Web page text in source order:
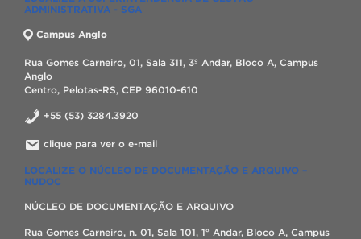
ADMINISTRATIVA - SGA
Campus Anglo
Rua Gomes Carneiro, 01, Sala 311, 3º Andar, Bloco A, Campus
Anglo
Centro, Pelotas-RS, CEP 96010-610
+55 (53) 3284.3920
clique para ver o e-mail
LOCALIZE O NÚCLEO DE DOCUMENTAÇÃO E ARQUIVO –
NUDOC
NÚCLEO DE DOCUMENTAÇÃO E ARQUIVO
Rua Gomes Carneiro, n. 01, Sala 101, 1º Andar, Bloco A, Campus